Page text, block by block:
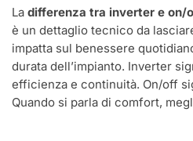
La differenza tra inverter e on/
è un dettaglio tecnico da
impatta sul benessere
durata dell’impianto. Inverter
efficienza e continuità. On/off
Quando si parla di comfort,